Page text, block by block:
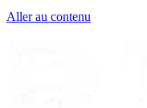
Aller au contenu